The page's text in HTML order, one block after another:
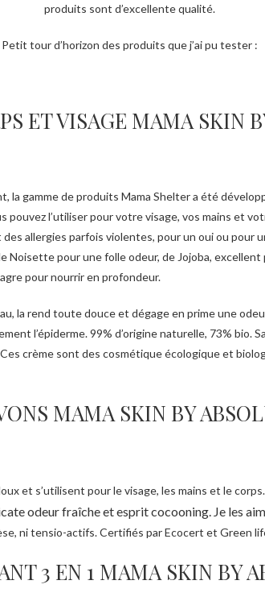
produits sont d’excellente qualité.
Petit tour d’horizon des produits que j’ai pu tester :
ET VISAGE MAMA SKIN
la gamme de produits Mama Shelter a été
l’utiliser pour votre visage, vos mains et
allergies parfois violentes, pour un oui ou pour
Noisette pour une folle odeur, de Jojoba,
pour nourrir en profondeur.
l’épiderme. 99% d’origine naturelle, 73% bio.
crème sont des cosmétique écologique et
MAMA SKIN BY
et s’utilisent pour le visage, les mains et le corps.
odeur fraîche et esprit cocooning. Je les
ni tensio-actifs. Certifiés par Ecocert et Green
3 EN 1 MAMA SKIN BY